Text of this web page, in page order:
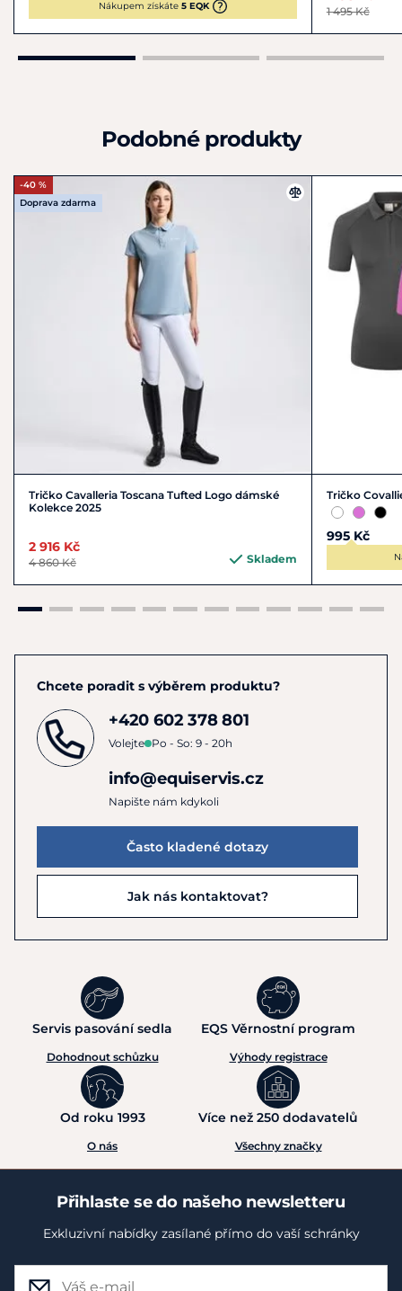
Nákupem získáte 5 EQK 1 495 Kč
Podobné produkty
-40 %
Doprava zdarma
Tričko Cavalleria Toscana Tufted Logo dámské
Kolekce 2025
2 916 Kč
4 860 Kč Skladem
Tričko
995 Kč
Chcete poradit s výběrem produktu?
+420 602 378 801
Volejte Po - So: 9 - 20h
info@equiservis.cz
Napište nám kdykoli
Často kladené dotazy
Jak nás kontaktovat?
Servis pasování sedla
Dohodnout schůzku
EQS Věrnostní program
Výhody registrace
Od roku 1993
O nás
Více než 250 dodavatelů
Všechny značky
Přihlaste se do našeho newsletteru
Exkluzivní nabídky zasílané přímo do vaší schránky